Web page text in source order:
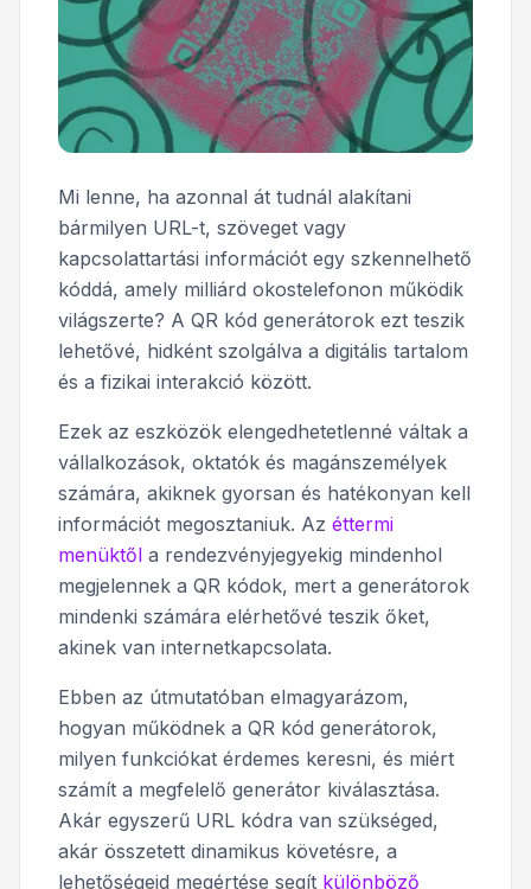
Mi lenne, ha azonnal át tudnál alakítani
bármilyen URL-t, szöveget vagy
kapcsolattartási információt egy szkennelhető
kóddá, amely milliárd okostelefonon működik
világszerte? A QR kód generátorok ezt teszik
lehetővé, hidként szolgálva a digitális tartalom
és a fizikai interakció között.
Ezek az eszközök elengedhetetlenné váltak a
vállalkozások, oktatók és magánszemélyek
számára, akiknek gyorsan és hatékonyan kell
információt megosztaniuk. Az éttermi
menüktől a rendezvényjegyekig mindenhol
megjelennek a QR kódok, mert a generátorok
mindenki számára elérhetővé teszik őket,
akinek van internetkapcsolata.
Ebben az útmutatóban elmagyarázom,
hogyan működnek a QR kód generátorok,
milyen funkciókat érdemes keresni, és miért
számít a megfelelő generátor kiválasztása.
Akár egyszerű URL kódra van szükséged,
akár összetett dinamikus követésre, a
lehetőségeid megértése segít különböző